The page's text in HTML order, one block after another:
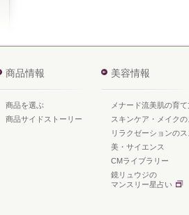
商品情報
商品を選ぶ
商品サイドストーリー
美容情報
メナード流美肌の育て
スキンケア・メイク
リラクゼーションの
美・サイエンス
CMライブラリー
鏡リュウジの
マンスリー星占い